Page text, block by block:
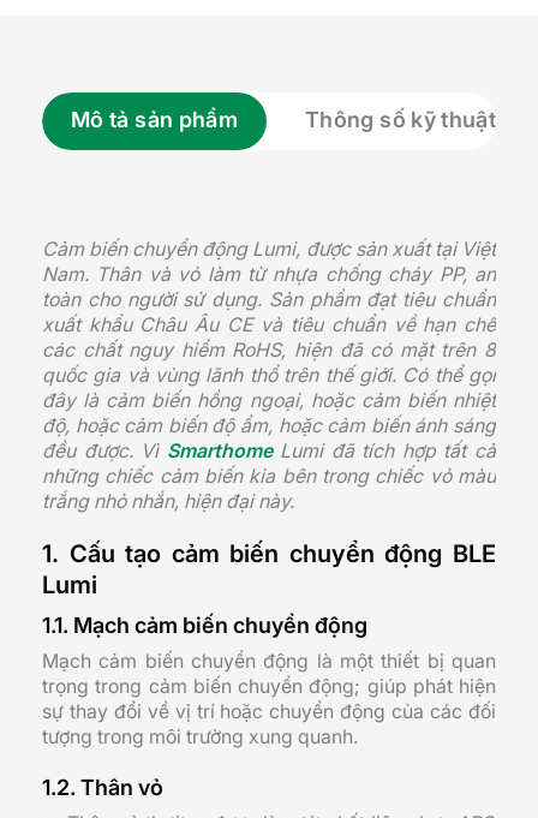
Mô tả sản phẩm Thông số kỹ thuật
Cảm biến chuyển động Lumi, được sản xuất tại Việt
Nam. Thân và vỏ làm từ nhựa chống cháy PP, an
toàn cho người sử dụng. Sản phẩm đạt tiêu chuẩn
xuất khẩu Châu Âu CE và tiêu chuẩn về hạn chế
các chất nguy hiểm RoHS, hiện đã có mặt trên 8
quốc gia và vùng lãnh thổ trên thế giới. Có thể gọi
đây là cảm biến hồng ngoại, hoặc cảm biến nhiệt
độ, hoặc cảm biến độ ẩm, hoặc cảm biến ánh sáng
đều được. Vì SmarthomeLumi đã tích hợp tất cả
những chiếc cảm biến kia bên trong chiếc vỏ màu
trắng nhỏ nhắn, hiện đại này.
1. Cấu tạo cảm biến chuyển động BLE
Lumi
1.1. Mạch cảm biến chuyển động
Mạch cảm biến chuyển động là một thiết bị quan
trọng trong cảm biến chuyển động; giúp phát hiện
sự thay đổi về vị trí hoặc chuyển động của các đối
tượng trong môi trường xung quanh.
1.2. Thân vỏ